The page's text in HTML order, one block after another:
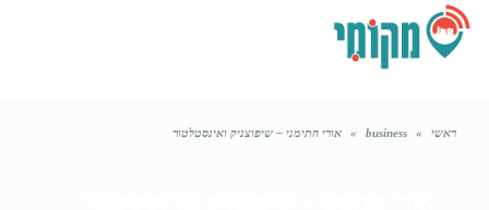
ראשי »
business
» אורי התימני – שיפוצניק ואינסטלטור